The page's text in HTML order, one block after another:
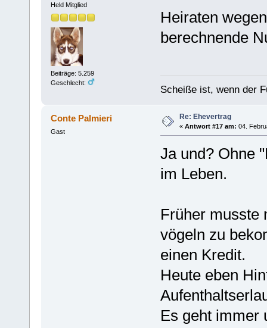
Held Mitglied
Beiträge: 5.259
Geschlecht:
Heiraten
berechnende
Scheiße ist, wenn der
Conte Palmieri
Gast
Re: Ehevertrag
« Antwort #17 am: 04.
Ja und? Ohne
im Leben.
Früher musste
vögeln zu
einen Kredit.
Heute eben
Es geht immer